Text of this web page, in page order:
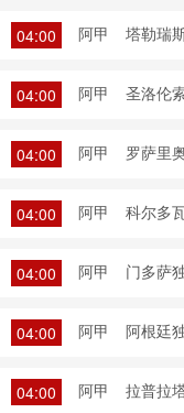
04:00 阿甲 塔勒瑞
04:00 阿甲 圣洛伦
04:00 阿甲 罗萨里
04:00 阿甲 科尔多
04:00 阿甲 门多萨
04:00 阿甲 阿根廷
04:00 阿甲 拉普拉